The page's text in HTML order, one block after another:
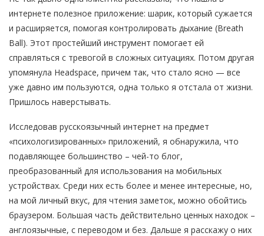
интернете полезное приложение: шарик, который сужается
и расширяется, помогая контролировать дыхание (Breath
Ball). Этот простейший инструмент помогает ей
справляться с тревогой в сложных ситуациях. Потом другая
упомянула Headspace, причем так, что стало ясно — все
уже давно им пользуются, одна только я отстала от жизни.
Пришлось наверстывать.
Исследовав русскоязычный интернет на предмет
«психологизированных» приложений, я обнаружила, что
подавляющее большинство – чей-то блог,
преобразованный для использования на мобильных
устройствах. Среди них есть более и менее интересные, но,
на мой личный вкус, для чтения заметок, можно обойтись
браузером. Большая часть действительно ценных находок –
англоязычные, с переводом и без. Дальше я расскажу о них